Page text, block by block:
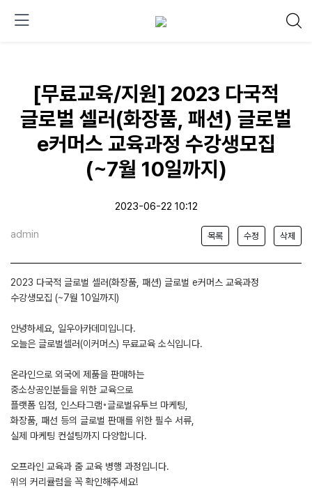
[무료교육/지원] 2023 다국적
글로벌 셀러(화장품, 패션) 글로벌
e커머스 교육과정 수강생모집
(~7월 10일까지)
2023-06-22 10:12
admin 목록 수정 삭제
2023 다국적 글로벌 셀러(화장품, 패션) 글로벌 e커머스 교육과정
수강생모집 (~7월 10일까지)
안녕하세요, 일우아카데미입니다.
오늘은 글로벌셀러(이커머스) 무료교육 소식입니다.
온라인으로 외국에 제품을 판매하는
중소상공인분들을 위한 교육으로
플랫폼 입점, 인스타그램◦글로벌유투브 마케팅,
화장품, 패선 등의 글로벌 판매를 위한 필수 서류,
실제 마케팅 컨설팅까지 다양합니다.
오프라인 교육과 줌 교육 병행 과정입니다.
위의 커리큘럼을 꼭 확인해주세요!